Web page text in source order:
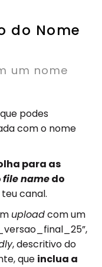
do Nome
um nome
podes
com o nome
para as
file namedo
canal.
uploadcom um
, descritivo do
que inclua a